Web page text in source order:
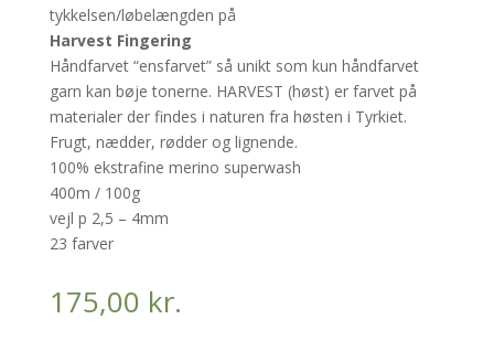
tykkelsen/løbelængden på
Harvest Fingering
Håndfarvet “ensfarvet” så unikt som kun håndfarvet
garn kan bøje tonerne. HARVEST (høst) er farvet på
materialer der findes i naturen fra høsten i Tyrkiet.
Frugt, nædder, rødder og lignende.
100% ekstrafine merino superwash
400m / 100g
vejl p 2,5 – 4mm
23 farver
175,00 kr.